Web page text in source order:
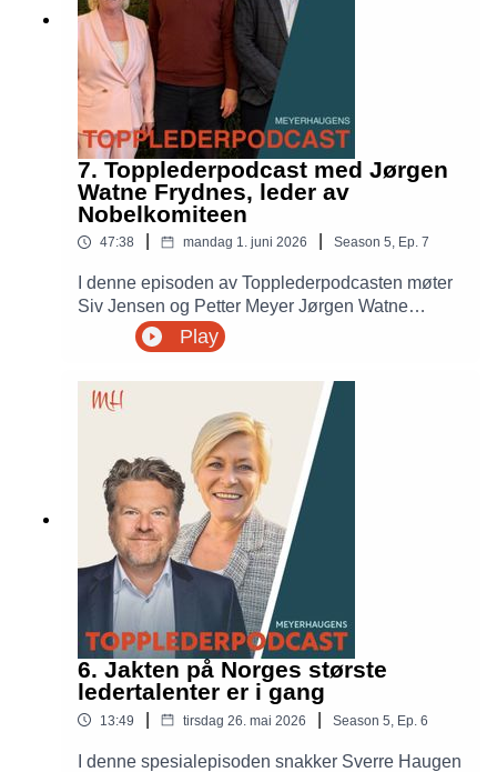
7. Topplederpodcast med Jørgen
Watne Frydnes, leder av
Nobelkomiteen
47:38 mandag 1. juni 2026 Season 5, Ep. 7
I denne episoden av Topplederpodcasten møter
Siv Jensen og Petter Meyer Jørgen Watne
Frydnes, leder av Nobelkomiteen og
generalsekretær i Norsk PEN. Samtalen handler
om ledelse, ytringsfrihet, demokrati og hvorfor
gode ledere kan utgjøre en forskjell i en stadig
mer urolig verden.
Play
6. Jakten på Norges største
ledertalenter er i gang
13:49 tirsdag 26. mai 2026 Season 5 Ep. 6
I denne spesialepisoden snakker Sverre Haugen